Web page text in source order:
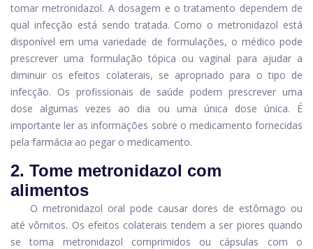
tomar metronidazol. A dosagem e o tratamento dependem de
qual infecção está sendo tratada. Como o metronidazol está
disponível em uma variedade de formulações, o médico pode
prescrever uma formulação tópica ou vaginal para ajudar a
diminuir os efeitos colaterais, se apropriado para o tipo de
infecção. Os profissionais de saúde podem prescrever uma
dose algumas vezes ao dia ou uma única dose única. É
importante ler as informações sobre o medicamento fornecidas
pela farmácia ao pegar o medicamento.
2. Tome metronidazol com
alimentos
O metronidazol oral pode causar dores de estômago ou
até vômitos. Os efeitos colaterais tendem a ser piores quando
se toma metronidazol comprimidos ou cápsulas com o